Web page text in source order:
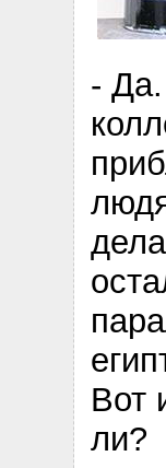
-
Вот
ли?